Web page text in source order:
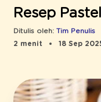
Resep
Ditulis oleh: Tim Penulis
2 menit
18 Sep